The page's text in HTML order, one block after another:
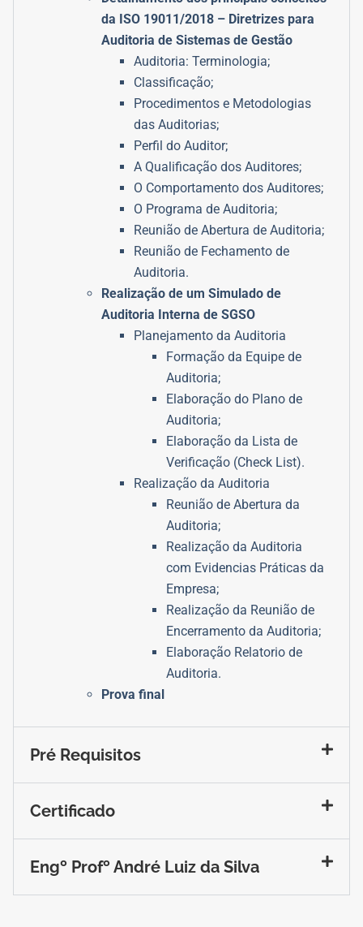
da ISO 19011/2018 – Diretrizes para
Auditoria de Sistemas de Gestão
Auditoria: Terminologia;
Classificação;
Procedimentos e Metodologias
das Auditorias;
Perfil do Auditor;
A Qualificação dos Auditores;
O Comportamento dos Auditores;
O Programa de Auditoria;
Reunião de Abertura de Auditoria;
Reunião de Fechamento de
Auditoria.
Realização de um Simulado de
Auditoria Interna de SGSO
Planejamento da Auditoria
Formação da Equipe de
Auditoria;
Elaboração do Plano de
Auditoria;
Elaboração da Lista de
Verificação (Check List).
Realização da Auditoria
Reunião de Abertura da
Auditoria;
Realização da Auditoria
com Evidencias Práticas da
Empresa;
Realização da Reunião de
Encerramento da Auditoria;
Elaboração Relatorio de
Auditoria.
Prova final
Pré Requisitos
Certificado
Engº Profº André Luiz da Silva